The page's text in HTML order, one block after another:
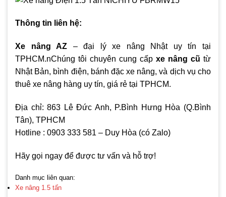
Thông tin liên hệ:
Xe nâng AZ – đại lý xe nâng Nhật uy tín tại
TPHCM.nChúng tôi chuyên cung cấp xe nâng cũ từ
Nhật Bản, bình điện, bánh đặc xe nâng, và dịch vụ cho
thuê xe nâng hàng uy tín, giá rẻ tại TPHCM.
Địa chỉ: 863 Lê Đức Anh, P.Bình Hưng Hòa (Q.Bình
Tân), TPHCM
Hotline : 0903 333 581 – Duy Hòa (có Zalo)
Hãy gọi ngay để được tư vấn và hỗ trợ!
Danh mục liên quan:
Xe nâng 1.5 tấn